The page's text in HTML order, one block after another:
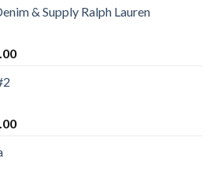
& Supply Ralph Lauren